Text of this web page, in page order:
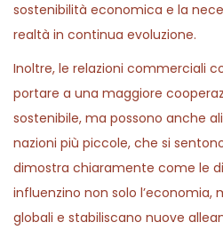
sostenibilità economica e la
realtà in continua evoluzione.
Inoltre, le relazioni commerciali
portare a una maggiore
sostenibile, ma possono anche
nazioni più piccole, che si
dimostra chiaramente come le
influenzino non solo l’economia,
globali e stabiliscano nuove